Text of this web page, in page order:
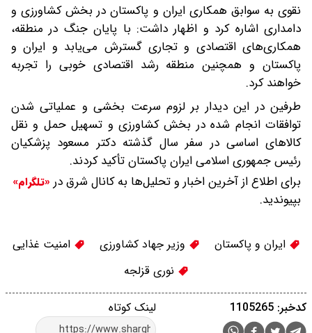
نقوی به سوابق همکاری ایران و پاکستان در بخش کشاورزی و
دامداری اشاره کرد و اظهار داشت: با پایان جنگ در منطقه،
همکاری‌های اقتصادی و تجاری گسترش می‌یابد و ایران و
پاکستان و همچنین منطقه رشد اقتصادی خوبی را تجربه
خواهند کرد.
طرفین در این دیدار بر لزوم سرعت بخشی و عملیاتی شدن
توافقات انجام شده در بخش کشاورزی و تسهیل حمل و نقل
کالاهای اساسی در سفر سال گذشته دکتر مسعود پزشکیان
رئیس جمهوری اسلامی ایران پاکستان تأکید کردند.
برای اطلاع از آخرین اخبار و تحلیل‌ها به کانال شرق در «تلگرام»
بپیوندید.
ایران و پاکستان وزیر جهاد کشاورزی
امنیت غذایی
نوری قزلجه
لینک کوتاه کدخبر: 1105265